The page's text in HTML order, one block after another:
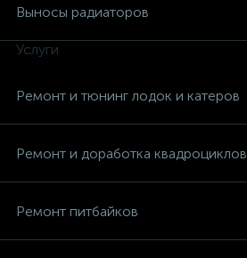
Выносы радиаторов
Услуги
Ремонт и тюнинг лодок и катеров
Ремонт и доработка квадроциклов
Ремонт питбайков